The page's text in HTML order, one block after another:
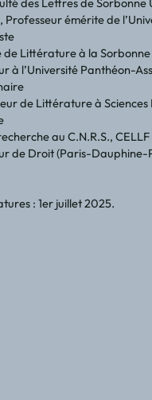
émérite de
Littérature à la Sorbonne
à l’Université Panthéon-
de Littérature à Sciences
au C.N.R.S.,
de Droit (Paris-Dauphine-
: 1er juillet 2025.